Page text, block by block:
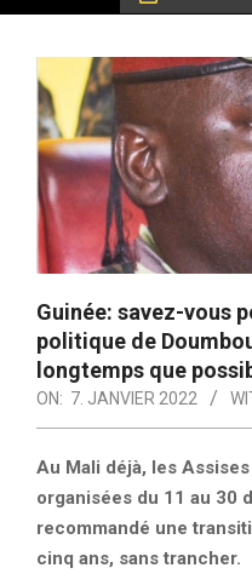
Guinée: savez-vous
politique de
longtemps que
ON: 7. JANVIER 2022
Au Mali déjà, les
organisées du 11 au 30
recommandé une
cinq ans, sans trancher.